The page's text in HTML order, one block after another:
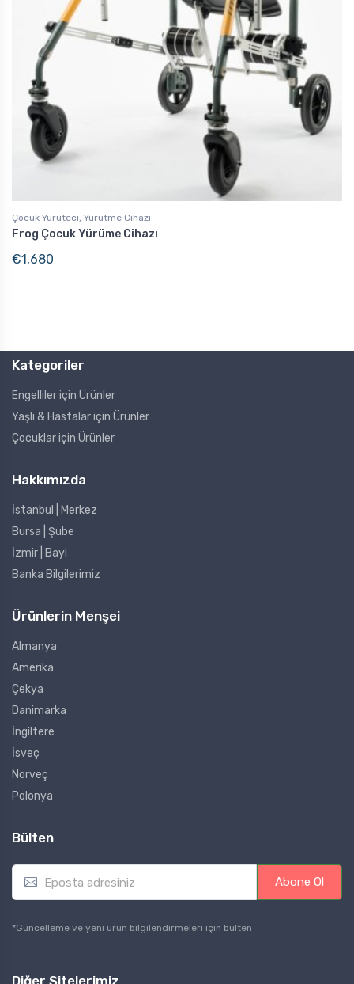
Çocuk Yürüteci, Yürütme Cihazı
Frog Çocuk Yürüme Cihazı
€1,680
Kategoriler
Engelliler için Ürünler
Yaşlı & Hastalar için Ürünler
Çocuklar için Ürünler
Hakkımızda
İstanbul | Merkez
Bursa | Şube
İzmir | Bayi
Banka Bilgilerimiz
Ürünlerin Menşei
Almanya
Amerika
Çekya
Danimarka
İngiltere
İsveç
Norveç
Polonya
Bülten
E
a
l
Abone Ol
*Güncelleme ve yeni ürün bilgilendirmeleri için bülten